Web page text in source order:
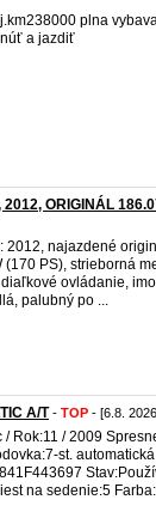
plna
a jazdiť
ORIGINÁL
2012, najazdené
PS), strieborná
ovládanie,
palubný po ...
A/T- TOP - [6.8.
/ Rok:11 / 2009
st.
na sedenie:5